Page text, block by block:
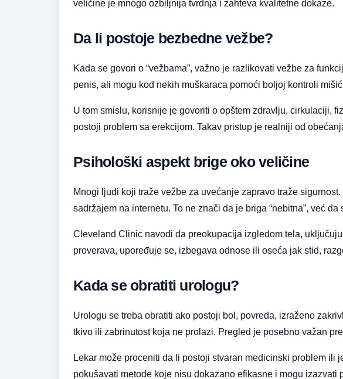
veličine je mnogo ozbiljnija tvrdnja i zahteva kvalitetne dokaze.
Da li postoje bezbedne vežbe?
Kada se govori o “vežbama”, važno je razlikovati vežbe za
penis, ali mogu kod nekih muškaraca pomoći boljoj kontroli
U tom smislu, korisnije je govoriti o opštem zdravlju, cirkulaciji,
postoji problem sa erekcijom. Takav pristup je realniji od
Psihološki aspekt brige oko veličine
Mnogi ljudi koji traže vežbe za uvećanje zapravo traže
sadržajem na internetu. To ne znači da je briga “nebitna”, već
Cleveland Clinic navodi da preokupacija izgledom tela,
proverava, upoređuje se, izbegava odnose ili oseća jak stid,
Kada se obratiti urologu?
Urologu se treba obratiti ako postoji bol, povreda, izraženo
tkivo ili zabrinutost koja ne prolazi. Pregled je posebno važan
Lekar može proceniti da li postoji stvaran medicinski problem
pokušavati metode koje nisu dokazano efikasne i mogu izazvati